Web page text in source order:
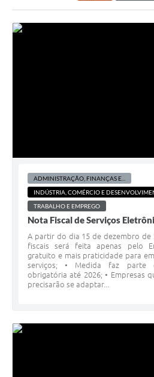
ADMINISTRAÇÃO, FINANÇAS E...
INDÚSTRIA, COMÉRCIO E
TRABALHO E EMPREGO
Nota Fiscal de Serviços
A partir do dia 15 de dezembro de
fiscais será feita apenas pelo
gratuito e mais praticidade para
serviços; • Medida faz parte
obrigatória até 2026; • Empresas
precisarão se adaptar...